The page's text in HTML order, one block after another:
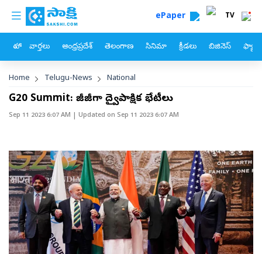
Skip to main content
custom menu ePaper TV
హోం వార్తలు ఆంధ్రప్రదేశ్ తెలంగాణ సినిమా క్రీడలు బిజినెస్
Breadcrumb
Home Telugu-News National
G20 Summit: బిజీబిజీగా ద్వైపాక్షిక భేటీలు
Sep 11 2023 6:07 AM | Updated on Sep 11 2023 6:07 AM